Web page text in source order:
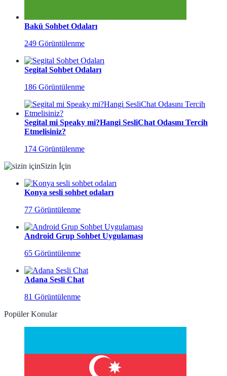
Bakü Sohbet Odaları
249 Görüntülenme
Segital Sohbet Odaları
186 Görüntülenme
Segital mi Speaky mi?Hangi SesliChat Odasını Tercih
Etmelisiniz?
174 Görüntülenme
Sizin İçin
Konya sesli sohbet odaları
77 Görüntülenme
Android Grup Sohbet Uygulaması
65 Görüntülenme
Adana Sesli Chat
81 Görüntülenme
Popüler Konular